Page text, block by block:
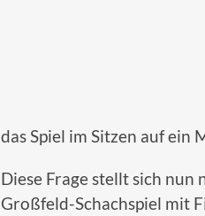
das Spiel im Sitzen auf ein
Diese Frage stellt sich
Großfeld-Schachspiel mit